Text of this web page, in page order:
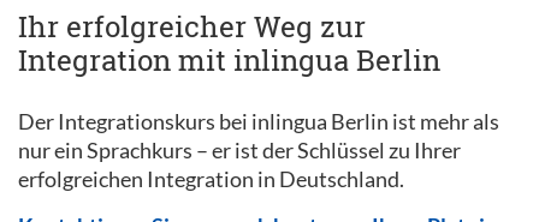
Ihr erfolgreicher Weg zur
Integration mit inlingua Berlin
Der Integrationskurs bei inlingua Berlin ist mehr als
nur ein Sprachkurs – er ist der Schlüssel zu Ihrer
erfolgreichen Integration in Deutschland.